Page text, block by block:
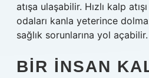
atışa ulaşabilir. Hızlı kalp
odaları kanla yeterince
sağlık sorunlarına yol açabilir.
BIR INSAN